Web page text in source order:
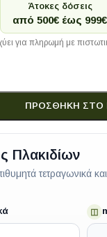
Άτοκες δόσεις
από 500€ έως 999€
για πληρωμή με
ΠΡΟΣΘΉΚΗ ΣΤΟ
Πλακιδίων
τετραγωνικά
◫